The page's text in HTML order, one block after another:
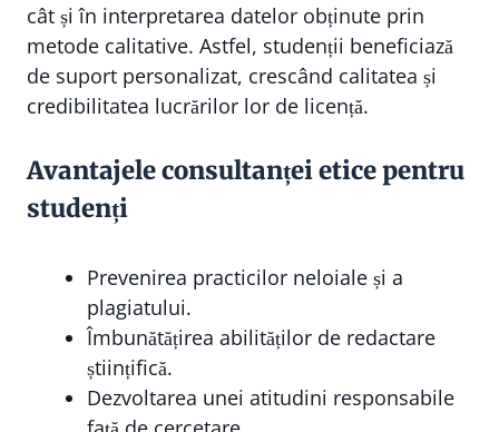
cât și în interpretarea datelor obținute prin
metode calitative. Astfel, studenții beneficiază
de suport personalizat, crescând calitatea și
credibilitatea lucrărilor lor de licență.
Avantajele consultanței etice pentru
studenți
Prevenirea practicilor neloiale și a
plagiatului.
Îmbunătățirea abilităților de redactare
științifică.
Dezvoltarea unei atitudini responsabile